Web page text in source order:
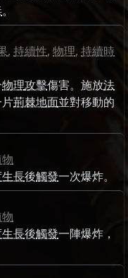
。
, 持續性, 物理, 持續時
物理攻擊傷害。施放法
荊棘地面並對移動的
長後觸發一次爆炸。
長後觸發一陣爆炸，